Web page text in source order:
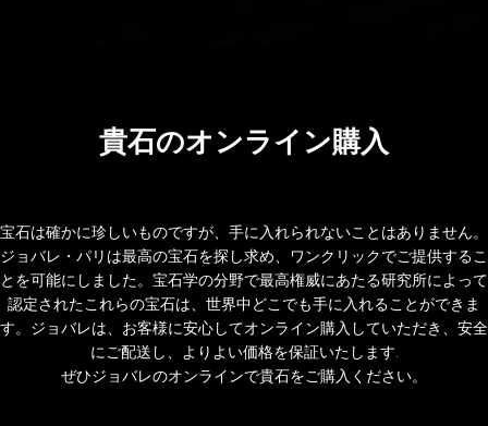
貴石のオンライン購入
宝石は確かに珍しいものですが、手に入れられないことはありません。
ジョバレ・パリは最高の宝石を探し求め、ワンクリックでご提供するこ
とを可能にしました。宝石学の分野で最高権威にあたる研究所によって
認定されたこれらの宝石は、世界中どこでも手に入れることができま
す。ジョバレは、お客様に安心してオンライン購入していただき、安全
にご配送し、よりよい価格を保証いたします.
ぜひジョバレのオンラインで貴石をご購入ください。